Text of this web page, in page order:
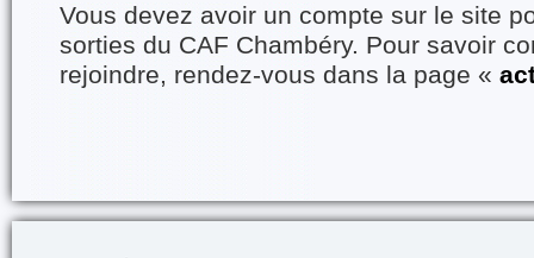
Vous devez avoir un compte sur le site
sorties du CAF Chambéry. Pour savoir
rejoindre, rendez-vous dans la page «